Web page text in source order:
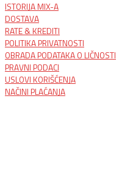
ISTORIJA MIX-A
DOSTAVA
RATE & KREDITI
POLITIKA PRIVATNOSTI
OBRADA PODATAKA O LIČNOSTI
PRAVNI PODACI
USLOVI KORIŠĆENJA
NAČINI PLAĆANJA